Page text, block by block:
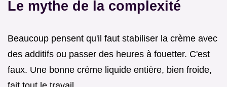
Le mythe de la complexité
Beaucoup pensent qu'il faut stabiliser la crème avec
des additifs ou passer des heures à fouetter. C'est
faux. Une bonne crème liquide entière, bien froide,